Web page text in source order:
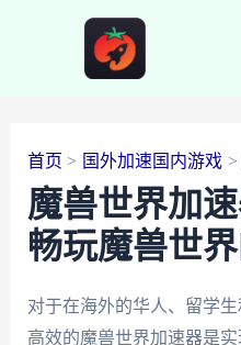
首页 国外加速国内游戏
魔兽世界加
畅玩魔兽世
对于在海外的华人、留学
高效的魔兽世界加速器是